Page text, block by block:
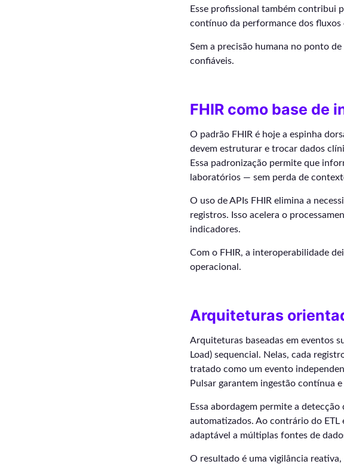
Esse profissional também contribui
contínuo da performance dos
Sem a precisão humana no ponto
confiáveis.
FHIR como base de
O padrão FHIR é hoje a espinha
devem estruturar e trocar dados
Essa padronização permite que
laboratórios — sem perda de
O uso de APIs FHIR elimina a
registros. Isso acelera o
indicadores.
Com o FHIR, a interoperabilidade
operacional.
Arquiteturas
Arquiteturas baseadas em eventos
Load) sequencial. Nelas, cada
tratado como um evento
Pulsar garantem ingestão contínua
Essa abordagem permite a
automatizados. Ao contrário do
adaptável a múltiplas fontes de
O resultado é uma vigilância